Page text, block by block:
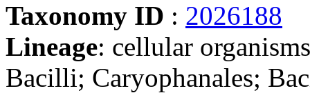
Taxonomy ID : 2026188
Lineage: cellular
Bacilli; Caryophanales;